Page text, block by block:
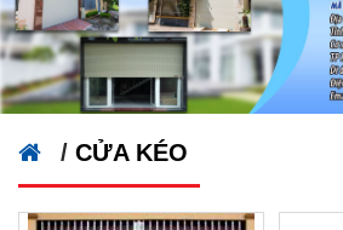
/ CỬA KÉO